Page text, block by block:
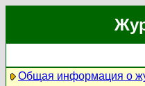
Общая информация о